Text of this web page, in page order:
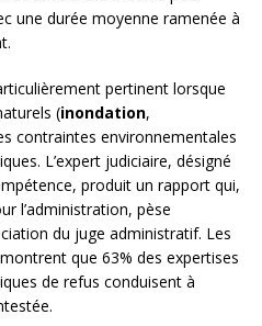
une durée moyenne ramenée à
pertinent lorsque
(inondation,
contraintes environnementales
L’expert judiciaire, désigné
produit un rapport qui,
l’administration, pèse
du juge administratif. Les
que 63% des expertises
de refus conduisent à